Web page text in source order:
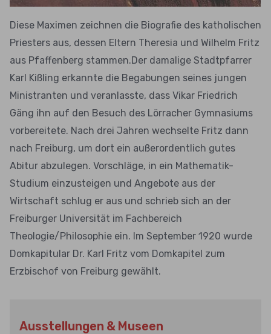
Diese Maximen zeichnen die Biografie des katholischen
Priesters aus, dessen Eltern Theresia und Wilhelm Fritz
aus Pfaffenberg stammen.Der damalige Stadtpfarrer
Karl Kißling erkannte die Begabungen seines jungen
Ministranten und veranlasste, dass Vikar Friedrich
Gäng ihn auf den Besuch des Lörracher Gymnasiums
vorbereitete. Nach drei Jahren wechselte Fritz dann
nach Freiburg, um dort ein außerordentlich gutes
Abitur abzulegen. Vorschläge, in ein Mathematik-
Studium einzusteigen und Angebote aus der
Wirtschaft schlug er aus und schrieb sich an der
Freiburger Universität im Fachbereich
Theologie/Philosophie ein. Im September 1920 wurde
Domkapitular Dr. Karl Fritz vom Domkapitel zum
Erzbischof von Freiburg gewählt.
Ausstellungen & Museen